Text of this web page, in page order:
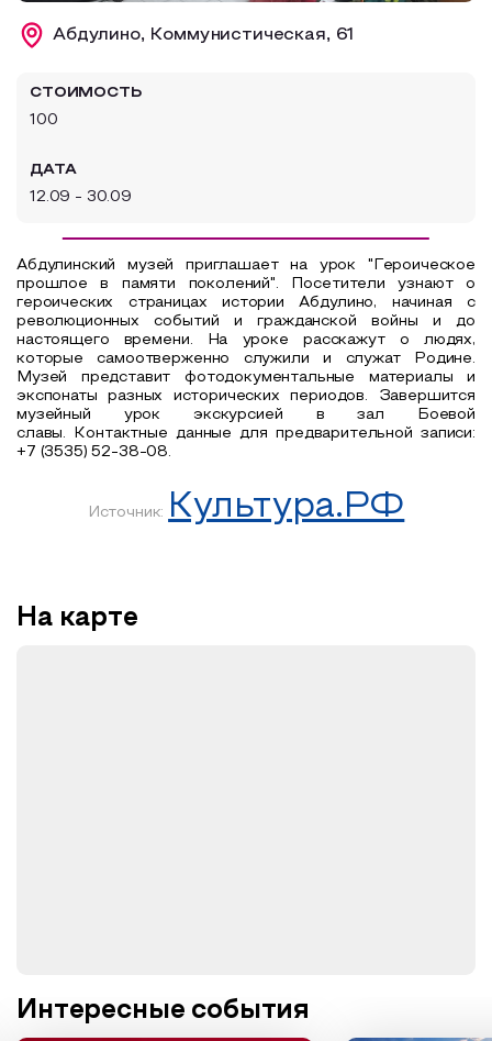
Образовательный туризм
Абдулино, Коммунистическая, 61
СТОИМОСТЬ
100
ДАТА
12.09 - 30.09
Абдулинский музей приглашает на урок "Героическое
прошлое в памяти поколений". Посетители узнают о
героических страницах истории Абдулино, начиная с
революционных событий и гражданской войны и до
настоящего времени. На уроке расскажут о людях,
которые самоотверженно служили и служат Родине.
Музей представит фотодокументальные материалы и
экспонаты разных исторических периодов. Завершится
музейный урок экскурсией в зал Боевой
славы. Контактные данные для предварительной записи:
+7 (3535) 52-38-08.
Источник: Культура.РФ
На карте
Интересные события